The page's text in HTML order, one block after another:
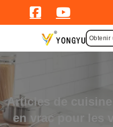
Obtenir
Articles de cuisine
en vrac pour les